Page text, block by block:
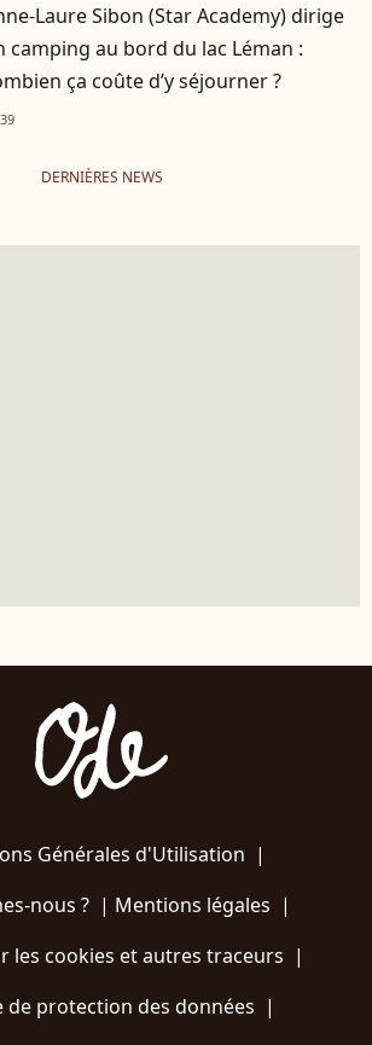
Laure Sibon (Star Academy) dirige
camping au bord du lac Léman :
ça coûte d’y séjourner ?
DERNIÈRES NEWS
Générales d'Utilisation |
nous ?| Mentions légales |
les cookies et autres traceurs |
de protection des données |